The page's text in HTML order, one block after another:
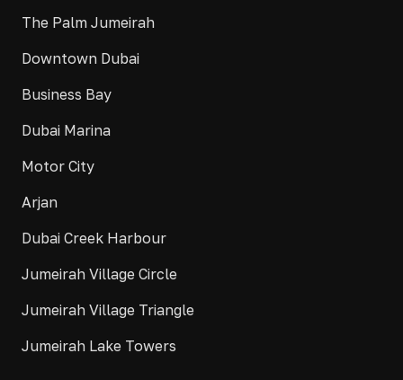
The Palm Jumeirah
Downtown Dubai
Business Bay
Dubai Marina
Motor City
Arjan
Dubai Creek Harbour
Jumeirah Village Circle
Jumeirah Village Triangle
Jumeirah Lake Towers